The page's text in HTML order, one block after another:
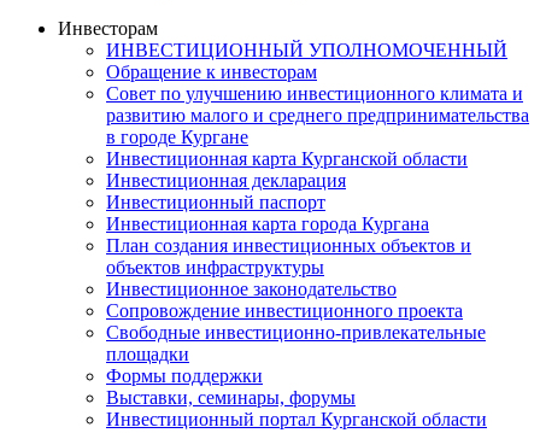
Инвесторам
ИНВЕСТИЦИОННЫЙ УПОЛНОМОЧЕННЫЙ
Обращение к инвесторам
Совет по улучшению инвестиционного климата и
развитию малого и среднего предпринимательства
в городе Кургане
Инвестиционная карта Курганской области
Инвестиционная декларация
Инвестиционный паспорт
Инвестиционная карта города Кургана
План создания инвестиционных объектов и
объектов инфраструктуры
Инвестиционное законодательство
Сопровождение инвестиционного проекта
Свободные инвестиционно-привлекательные
площадки
Формы поддержки
Выставки, семинары, форумы
Инвестиционный портал Курганской области